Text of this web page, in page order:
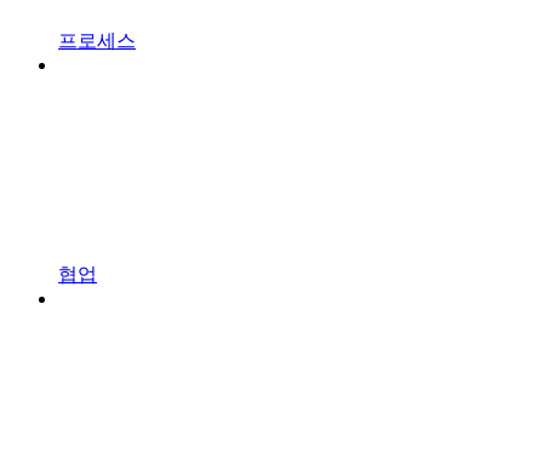
프로세스
협업